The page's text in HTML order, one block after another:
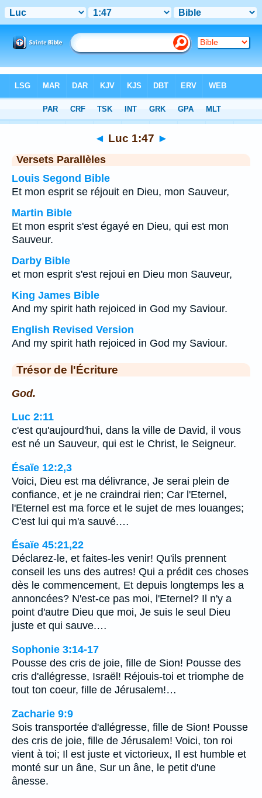
Chapitre 1 > Verset 47
◄ Luc 1:47 ►
Versets Parallèles
Louis Segond Bible
Et mon esprit se réjouit en Dieu, mon Sauveur,
Martin Bible
Et mon esprit s'est égayé en Dieu, qui est mon
Sauveur.
Darby Bible
et mon esprit s'est rejoui en Dieu mon Sauveur,
King James Bible
And my spirit hath rejoiced in God my Saviour.
English Revised Version
And my spirit hath rejoiced in God my Saviour.
Trésor de l'Écriture
God.
Luc 2:11
c'est qu'aujourd'hui, dans la ville de David, il vous
est né un Sauveur, qui est le Christ, le Seigneur.
Ésaïe 12:2,3
Voici, Dieu est ma délivrance, Je serai plein de
confiance, et je ne craindrai rien; Car l'Eternel,
l'Eternel est ma force et le sujet de mes louanges;
C'est lui qui m'a sauvé.…
Ésaïe 45:21,22
Déclarez-le, et faites-les venir! Qu'ils prennent
conseil les uns des autres! Qui a prédit ces choses
dès le commencement, Et depuis longtemps les a
annoncées? N'est-ce pas moi, l'Eternel? Il n'y a
point d'autre Dieu que moi, Je suis le seul Dieu
juste et qui sauve.…
Sophonie 3:14-17
Pousse des cris de joie, fille de Sion! Pousse des
cris d'allégresse, Israël! Réjouis-toi et triomphe de
tout ton coeur, fille de Jérusalem!…
Zacharie 9:9
Sois transportée d'allégresse, fille de Sion! Pousse
des cris de joie, fille de Jérusalem! Voici, ton roi
vient à toi; Il est juste et victorieux, Il est humble et
monté sur un âne, Sur un âne, le petit d'une
ânesse.